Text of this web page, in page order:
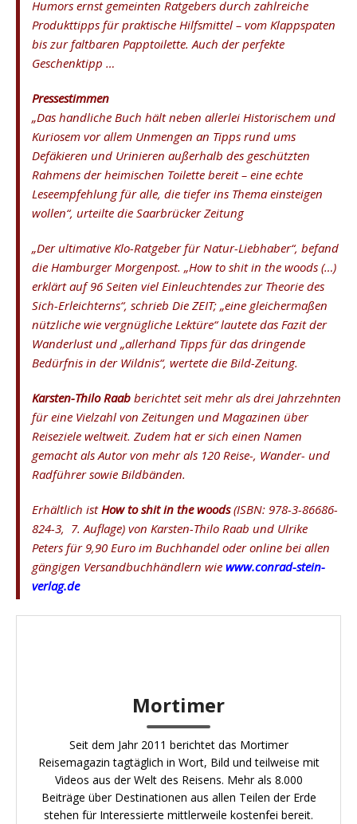
Humors ernst gemeinten Ratgebers durch zahlreiche
Produkttipps für praktische Hilfsmittel – vom Klappspaten
bis zur faltbaren Papptoilette. Auch der perfekte
Geschenktipp …
Pressestimmen
„Das handliche Buch hält neben allerlei Historischem und
Kuriosem vor allem Unmengen an Tipps rund ums
Defäkieren und Urinieren außerhalb des geschützten
Rahmens der heimischen Toilette bereit – eine echte
Leseempfehlung für alle, die tiefer ins Thema einsteigen
wollen“, urteilte die Saarbrücker Zeitung
„Der ultimative Klo-Ratgeber für Natur-Liebhaber“, befand
die Hamburger Morgenpost. „How to shit in the woods (…)
erklärt auf 96 Seiten viel Einleuchtendes zur Theorie des
Sich-Erleichterns“, schrieb Die ZEIT; „eine gleichermaßen
nützliche wie vergnügliche Lektüre“ lautete das Fazit der
Wanderlust und „allerhand Tipps für das dringende
Bedürfnis in der Wildnis“, wertete die Bild-Zeitung.
Karsten-Thilo Raab berichtet seit mehr als drei Jahrzehnten
für eine Vielzahl von Zeitungen und Magazinen über
Reiseziele weltweit. Zudem hat er sich einen Namen
gemacht als Autor von mehr als 120 Reise-, Wander- und
Radführer sowie Bildbänden.
Erhältlich istHow to shit in the woods(ISBN: 978-3-86686-
824-3, 7. Auflage) von Karsten-Thilo Raab und Ulrike
Peters für 9,90 Euro im Buchhandel oder online bei allen
gängigen Versandbuchhändlern wie www.conrad-stein-
verlag.de
Mortimer
Seit dem Jahr 2011 berichtet das Mortimer
Reisemagazin tagtäglich in Wort, Bild und teilweise mit
Videos aus der Welt des Reisens. Mehr als 8.000
Beiträge über Destinationen aus allen Teilen der Erde
stehen für Interessierte mittlerweile kostenfei bereit.